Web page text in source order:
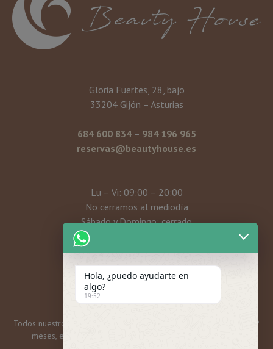
Gloria Fuertes, 28, bajo
33204 Gijón – Asturias
684 600 834– 984 196 965
reservas@beautyhouse.es
Lu – Vi: 09:00 – 20:00
No cerramos al mediodía
Sábado y Domingo: cerrado
Mi cuenta
Todos nuestros bonos y tarjetas regalo tienen una caducidad de 12
meses, excepto las promos mensuales, que son 6 meses.
Hola, ¿puedo ayudarte en
algo?
19:52